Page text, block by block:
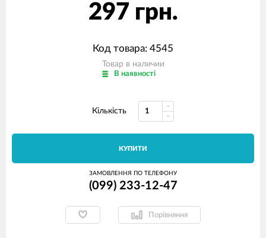
297 грн.
Код товара: 4545
Товар в наличии
В наявності
Кількість
КУПИТИ
ЗАМОВЛЕННЯ ПО ТЕЛЕФОНУ
(099) 233-12-47
Порівняння